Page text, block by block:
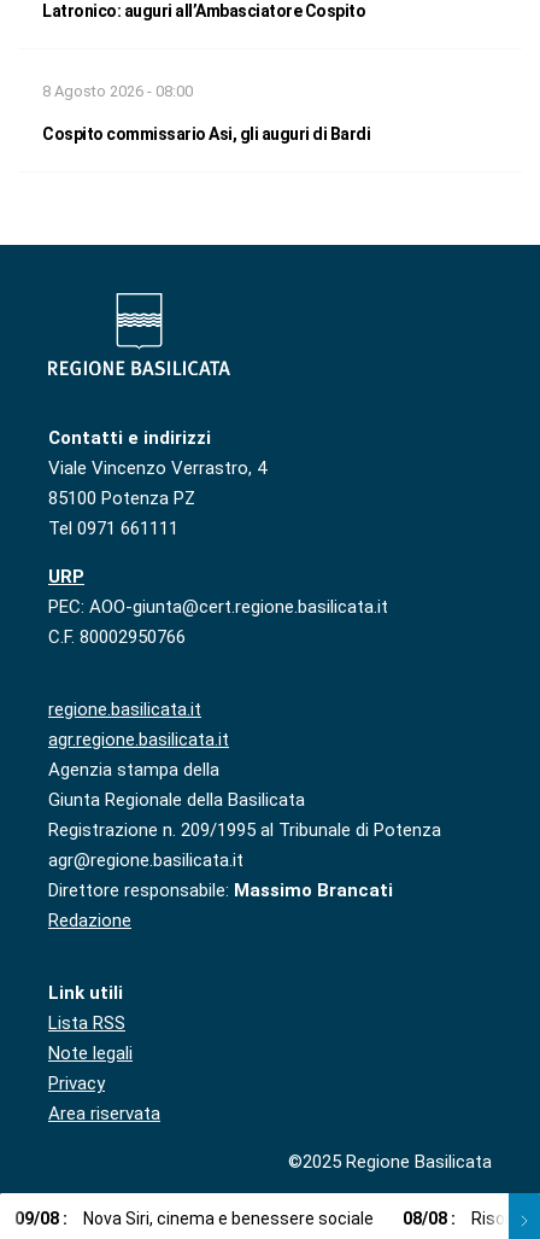
Latronico: auguri all’Ambasciatore Cospito
8 Agosto 2026 - 08:00
Cospito commissario Asi, gli auguri di Bardi
Contatti e indirizzi
Viale Vincenzo Verrastro, 4
85100 Potenza PZ
Tel 0971 661111
URP
PEC: AOO-giunta@cert.regione.basilicata.it
C.F. 80002950766
regione.basilicata.it
agr.regione.basilicata.it
Agenzia stampa della
Giunta Regionale della Basilicata
Registrazione n. 209/1995 al Tribunale di Potenza
agr@regione.basilicata.it
Direttore responsabile: Massimo Brancati
Redazione
Link utili
Lista RSS
Note legali
Privacy
Area riservata
©2025 Regione Basilicata
09/08 : Nova Siri, cinema e benessere sociale 08/08 : Risorse